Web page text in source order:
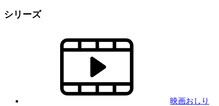
シリーズ
映画おしり